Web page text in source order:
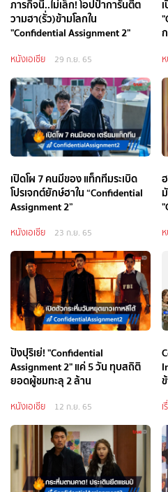
ภารกิจนี้..ไม่เล็ก! โอปป้าการันตีต
วามฮา(รั่ว)ข้ามโลกใน
"Confidential Assignment 2"
หนังเอเชีย 29 ก.ย. 65
เปิดโผ 7 คนมีของ แท็กทีมระเบิด
โปรเจกต์ยักษ์ฮาใน “Confidential
Assignment 2”
หนังเอเชีย 23 ก.ย. 65
ปังปุริเย่! "Confidential
Assignment 2" แค่ 5 วัน ทุบสถิติ
ยอดผู้ชมทะลุ 2 ล้าน
หนังเอเชีย 12 ก.ย. 65